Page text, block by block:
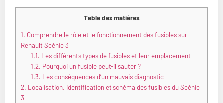
Table des matières
1. Comprendre le rôle et le fonctionnement des fusibles sur
Renault Scénic 3
1.1. Les différents types de fusibles et leur emplacement
1.2. Pourquoi un fusible peut-il sauter ?
1.3. Les conséquences d’un mauvais diagnostic
2. Localisation, identification et schéma des fusibles du Scénic
3